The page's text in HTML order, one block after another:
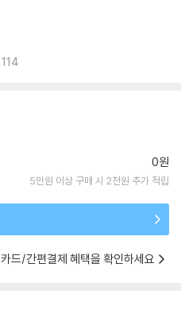
114
0원
5만원 이상 구매 시 2천원 추가 적립
카드/간편결제 혜택을 확인하세요